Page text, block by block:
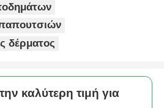
δέρματος
καλύτερη τιμή για